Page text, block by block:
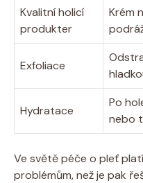
Kvalitní holicí
produkter
Krém
Exfoliace
Hydratace
Po
nebo
Ve světě péče o pleť
problémům, než je pak